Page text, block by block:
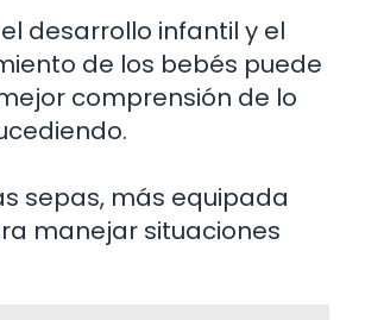
desarrollo infantil y el
de los bebés puede
comprensión de lo
sepas, más equipada
manejar situaciones